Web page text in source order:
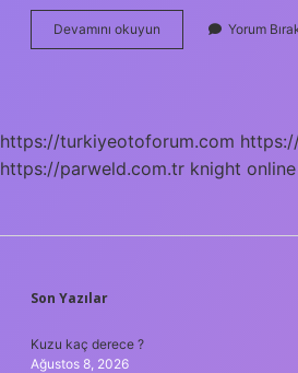
Devamını okuyun
Kaç
Yorum
https://turkiyeotoforum.com
https://parweld.com.tr knight online
SIDEBAR
Son Yazılar
Kuzu kaç derece ?
Ağustos 8, 2026